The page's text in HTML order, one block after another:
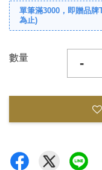
單筆滿3000，即贈品
為止)
數量 -